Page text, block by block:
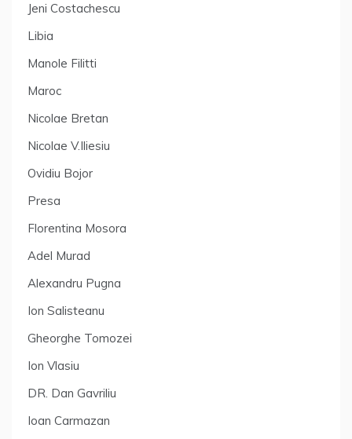
Jeni Costachescu
Libia
Manole Filitti
Maroc
Nicolae Bretan
Nicolae V.Iliesiu
Ovidiu Bojor
Presa
Florentina Mosora
Adel Murad
Alexandru Pugna
Ion Salisteanu
Gheorghe Tomozei
Ion Vlasiu
DR. Dan Gavriliu
Ioan Carmazan